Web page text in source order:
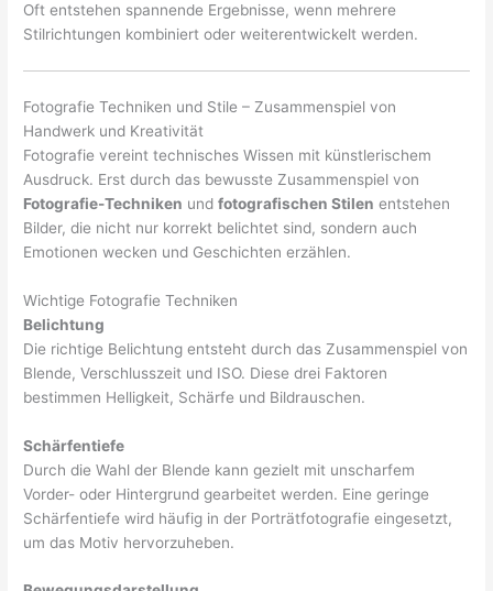
Oft entstehen spannende Ergebnisse, wenn mehrere
Stilrichtungen kombiniert oder weiterentwickelt werden.
Fotografie Techniken und Stile – Zusammenspiel von
Handwerk und Kreativität
Fotografie vereint technisches Wissen mit künstlerischem
Ausdruck. Erst durch das bewusste Zusammenspiel von
Fotografie-Techniken undfotografischen Stilen entstehen
Bilder, die nicht nur korrekt belichtet sind, sondern auch
Emotionen wecken und Geschichten erzählen.
Wichtige Fotografie Techniken
Belichtung
Die richtige Belichtung entsteht durch das Zusammenspiel von
Blende, Verschlusszeit und ISO. Diese drei Faktoren
bestimmen Helligkeit, Schärfe und Bildrauschen.
Schärfentiefe
Durch die Wahl der Blende kann gezielt mit unscharfem
Vorder- oder Hintergrund gearbeitet werden. Eine geringe
Schärfentiefe wird häufig in der Porträtfotografie eingesetzt,
um das Motiv hervorzuheben.